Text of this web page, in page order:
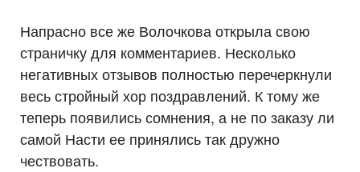
Напрасно все же Волочкова открыла свою
страничку для комментариев. Несколько
негативных отзывов полностью перечеркнули
весь стройный хор поздравлений. К тому же
теперь появились сомнения, а не по заказу ли
самой Насти ее принялись так дружно
чествовать.